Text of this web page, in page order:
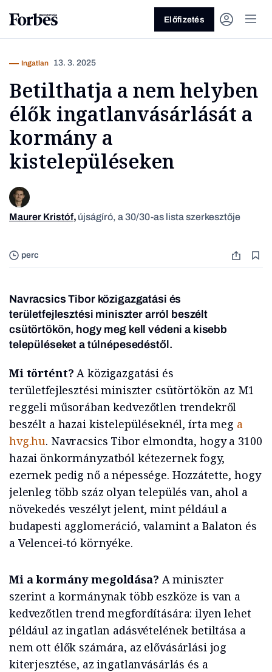
Vagy fedezze fel a következő
Előfizetés
perc
Ingatlan 13. 3. 2025
Betilthatja a nem helyben
élők ingatlanvásárlását a
kormány a
kistelepüléseken
Maurer Kristóf, újságíró, a 30/30-as lista szerkesztője
Navracsics Tibor közigazgatási és
területfejlesztési miniszter arról beszélt
csütörtökön, hogy meg kell védeni a kisebb
településeket a túlnépesedéstől.
Mi történt? A közigazgatási és
területfejlesztési miniszter csütörtökön az M1
reggeli műsorában kedvezőtlen trendekről
beszélt a hazai kistelepüléseknél, írta meg a
hvg.hu. Navracsics Tibor elmondta, hogy a 3100
hazai önkormányzatból kétezernek fogy,
ezernek pedig nő a népessége. Hozzátette, hogy
jelenleg több száz olyan település van, ahol a
növekedés veszélyt jelent, mint például a
budapesti agglomeráció, valamint a Balaton és
a Velencei-tó környéke.
Mi a kormány megoldása? A miniszter
szerint a kormánynak több eszköze is van a
kedvezőtlen trend megfordítására: ilyen lehet
például az ingatlan adásvételének betiltása a
nem ott élők számára, az elővásárlási jog
kiterjesztése, az ingatlanvásárlás és a